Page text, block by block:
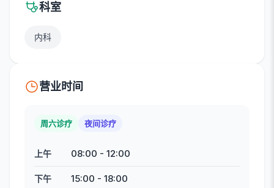
科室
内科
营业时间
周六诊疗 夜间诊疗
上午 08:00 - 12:00
下午 15:00 - 18:00